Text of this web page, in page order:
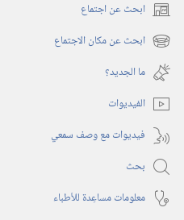
ابحث عن اجتماع (يفتح
نافذة ابحث عن مكان الاجتماع (يفتح
نافذة
جديدة)
ما الجديد؟‏
الفيديوات
فيديوات مع وصف سمعي
بحث
معلومات مساعِدة للأطباء